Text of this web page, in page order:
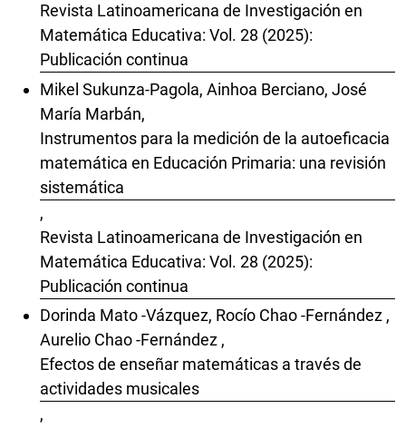
Revista Latinoamericana de Investigación en
Matemática Educativa: Vol. 28 (2025):
Publicación continua
Mikel Sukunza-Pagola, Ainhoa Berciano, José
María Marbán,
Instrumentos para la medición de la autoeficacia
matemática en Educación Primaria: una revisión
sistemática
,
Revista Latinoamericana de Investigación en
Matemática Educativa: Vol. 28 (2025):
Publicación continua
Dorinda Mato -Vázquez, Rocío Chao -Fernández ,
Aurelio Chao -Fernández ,
Efectos de enseñar matemáticas a través de
actividades musicales
,